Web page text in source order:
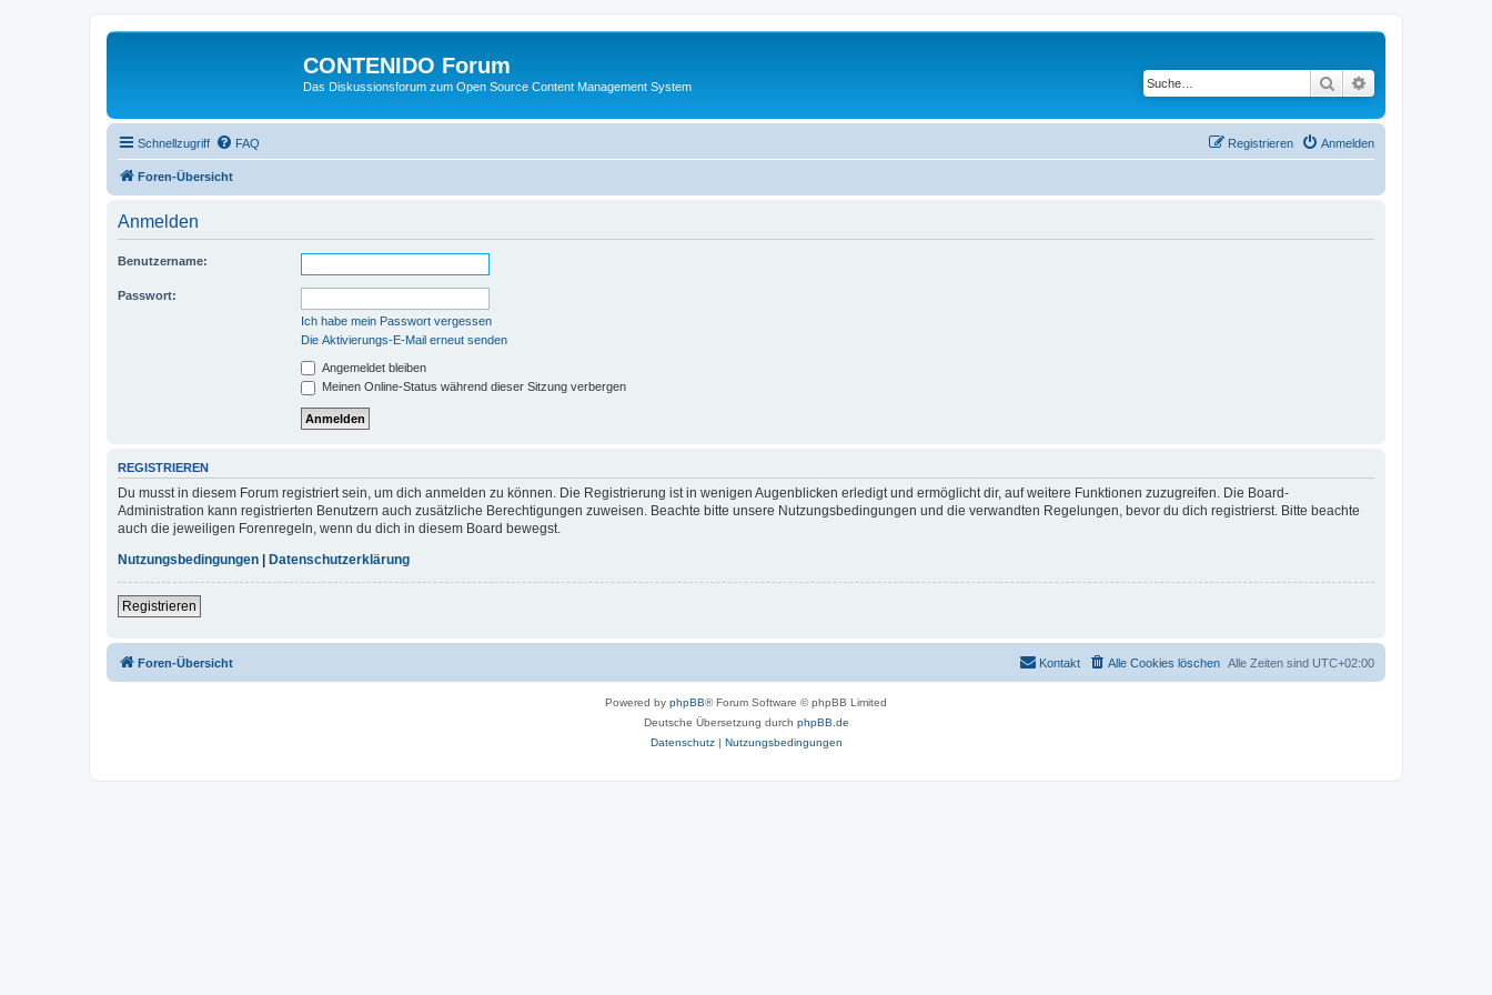
CONTENIDO Forum
Das Diskussionsforum zum Open Source Content Management System Suche
Schnellzugriff FAQ Anmelden
Registrieren
Foren-Übersicht
Anmelden
Benutzername:
Passwort:
Ich habe mein Passwort vergessen
Die Aktivierungs-E-Mail erneut senden
Angemeldet bleiben
Meinen Online-Status während dieser Sitzung verbergen
REGISTRIEREN
Du musst in diesem Forum registriert sein, um dich anmelden zu können. Die Registrierung ist in wenigen Augenblicken erledigt und ermöglicht dir, auf weitere Funktionen zuzugreifen. Die Board-
Administration kann registrierten Benutzern auch zusätzliche Berechtigungen zuweisen. Beachte bitte unsere Nutzungsbedingungen und die verwandten Regelungen, bevor du dich registrierst. Bitte beachte
auch die jeweiligen Forenregeln, wenn du dich in diesem Board bewegst.
Nutzungsbedingungen
Datenschutzerklärung
Registrieren
Foren-Übersicht Alle Zeiten sind UTC+02:00
Alle Cookies löschen
Kontakt
Powered by phpBB® Forum Software © phpBB Limited
Deutsche Übersetzung durch phpBB.de
Datenschutz| Nutzungsbedingungen